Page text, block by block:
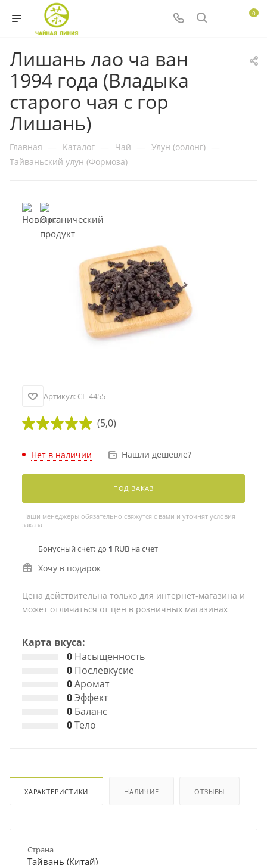
0
Лишань лао ча ван
1994 года (Владыка
старого чая с гор
Лишань)
Главная — Каталог — Чай — Улун (оолонг) —
Тайваньский улун (Формоза)
Артикул: CL-4455
(5,0)
Нет в наличии Нашли дешевле?
ПОД ЗАКАЗ
Наши менеджеры обязательно свяжутся с вами и уточнят условия
заказа
Бонусный счет: до 1 RUB на счет
Хочу в подарок
Цена действительна только для интернет-магазина и
может отличаться от цен в розничных магазинах
Карта вкуса:
0 Насыщенность
0 Послевкусие
0Аромат
0Эффект
0 Баланс
0Тело
ХАРАКТЕРИСТИКИ НАЛИЧИЕ ОТЗЫВЫ
Страна
Тайвань (Китай)